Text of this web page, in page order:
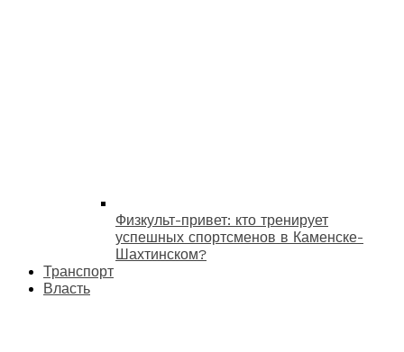
Физкульт-привет: кто тренирует
успешных спортсменов в Каменске-
Шахтинском?
Транспорт
Власть